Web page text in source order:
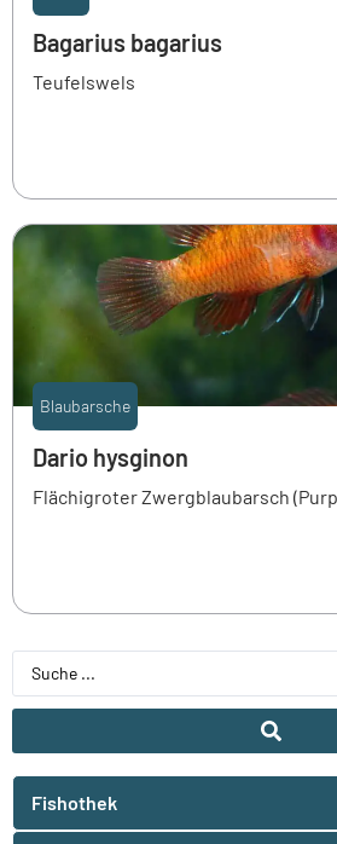
Bagarius bagarius
Teufelswels
Blaubarsche
Dario hysginon
Flächigroter Zwergblaubarsch
Fishothek